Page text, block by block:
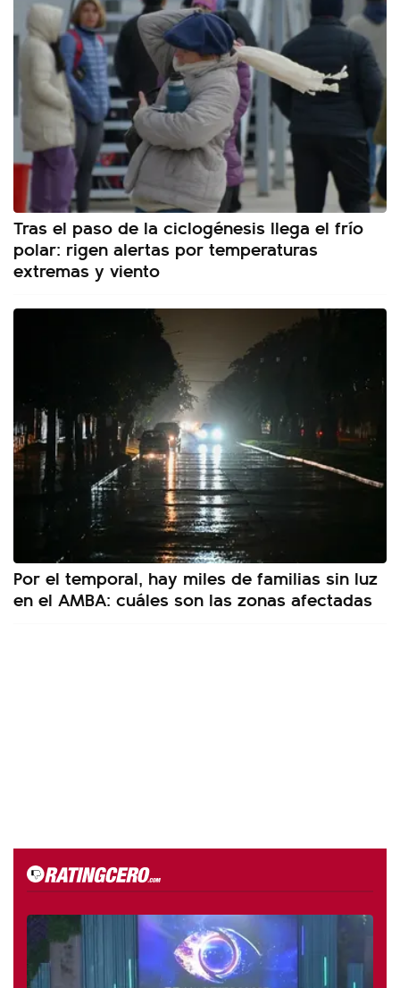
Tras el paso de la ciclogénesis llega el frío
polar: rigen alertas por temperaturas
extremas y viento
Por el temporal, hay miles de familias sin luz
en el AMBA: cuáles son las zonas afectadas